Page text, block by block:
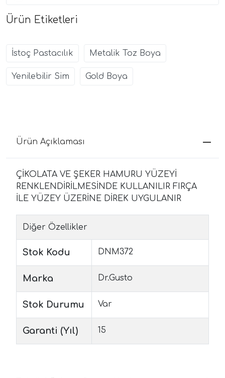
Ürün Etiketleri
İstoç Pastacılık Metalik Toz Boya
Yenilebilir Sim Gold Boya
Ürün Açıklaması
ÇİKOLATA VE ŞEKER HAMURU YÜZEYİ
RENKLENDİRİLMESİNDE KULLANILIR FIRÇA
İLE YÜZEY ÜZERİNE DİREK UYGULANIR
Diğer Özellikler
Stok Kodu DNM372
Marka Dr.Gusto
Stok Durumu Var
Garanti (Yıl) 15